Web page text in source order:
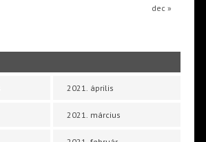
dec »
2021. április
2021. március